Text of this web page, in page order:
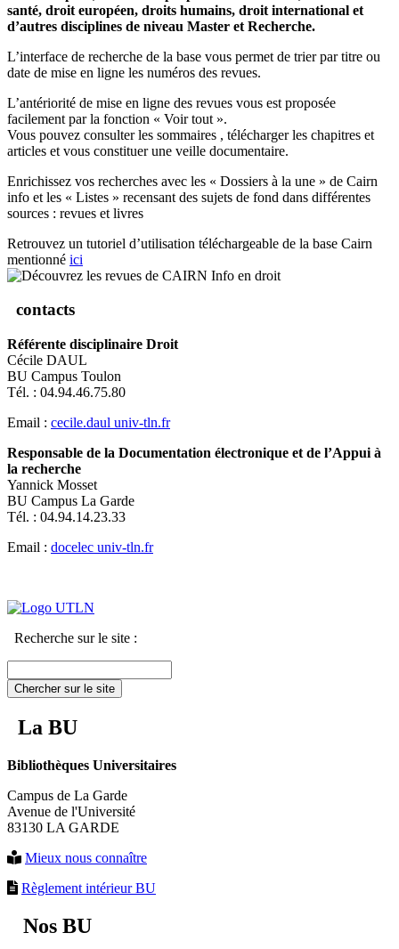
santé, droit européen, droits humains, droit international et
d’autres disciplines de niveau Master et Recherche.
L’interface de recherche de la base vous permet de trier par titre ou
date de mise en ligne les numéros des revues.
L’antériorité de mise en ligne des revues vous est proposée
facilement par la fonction « Voir tout ».
Vous pouvez consulter les sommaires , télécharger les chapitres et
articles et vous constituer une veille documentaire.
Enrichissez vos recherches avec les « Dossiers à la une » de Cairn
info et les « Listes » recensant des sujets de fond dans différentes
sources : revues et livres
Retrouvez un tutoriel d’utilisation téléchargeable de la base Cairn
mentionné ici
contacts
Référente disciplinaire Droit
Cécile DAUL
BU Campus Toulon
Tél. : 04.94.46.75.80
Email : cecile.daul univ-tln.fr
Responsable de la Documentation électronique et de l’Appui à
la recherche
Yannick Mosset
BU Campus La Garde
Tél. : 04.94.14.23.33
Email : docelec univ-tln.fr
Recherche sur le site :
Chercher sur le site
La BU
Bibliothèques Universitaires
Campus de La Garde
Avenue de l'Université
83130 LA GARDE
Mieux nous connaître
Règlement intérieur BU
Nos BU